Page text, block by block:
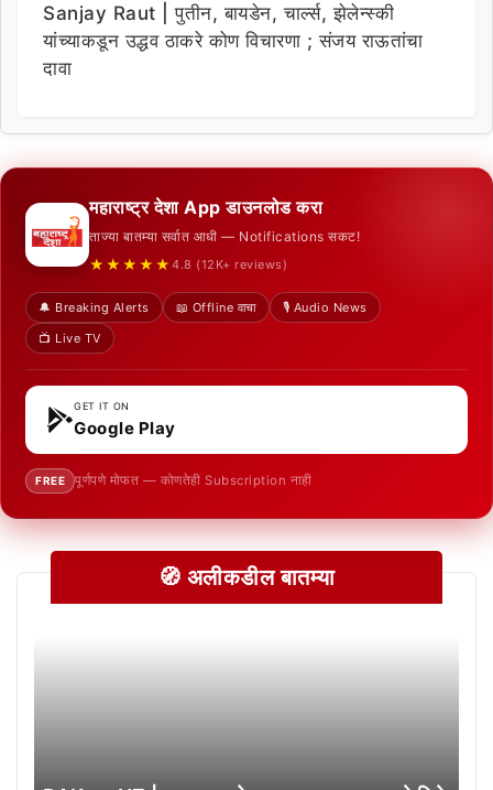
Sanjay Raut | पुतीन, बायडेन, चार्ल्स, झेलेन्स्की
यांच्याकडून उद्धव ठाकरे कोण विचारणा ; संजय राऊतांचा
दावा
महाराष्ट्र देशा App डाउनलोड करा
ताज्या बातम्या सर्वात आधी — Notifications सकट!
★★★★★ 4.8 (12K+ reviews)
🔔 Breaking Alerts 📖 Offline वाचा
🎙️ Audio News
📺 Live TV
GET IT ON
Google Play
FREE पूर्णपणे मोफत — कोणतेही Subscription नाही
🧭 अलीकडील बातम्या